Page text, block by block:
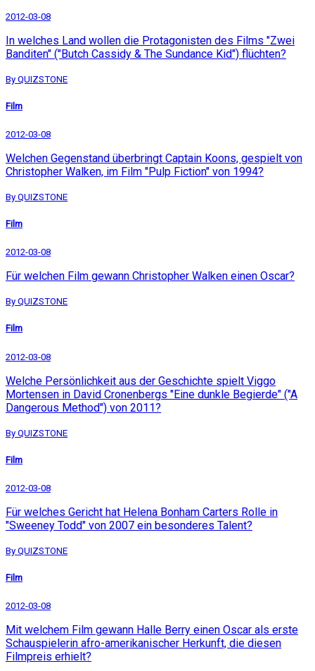
2012-03-08
In welches Land wollen die Protagonisten des Films "Zwei
Banditen" ("Butch Cassidy & The Sundance Kid") flüchten?
By QUIZSTONE
Film
2012-03-08
Welchen Gegenstand überbringt Captain Koons, gespielt von
Christopher Walken, im Film "Pulp Fiction" von 1994?
By QUIZSTONE
Film
2012-03-08
Für welchen Film gewann Christopher Walken einen Oscar?
By QUIZSTONE
Film
2012-03-08
Welche Persönlichkeit aus der Geschichte spielt Viggo
Mortensen in David Cronenbergs "Eine dunkle Begierde" ("A
Dangerous Method") von 2011?
By QUIZSTONE
Film
2012-03-08
Für welches Gericht hat Helena Bonham Carters Rolle in
"Sweeney Todd" von 2007 ein besonderes Talent?
By QUIZSTONE
Film
2012-03-08
Mit welchem Film gewann Halle Berry einen Oscar als erste
Schauspielerin afro-amerikanischer Herkunft, die diesen
Filmpreis erhielt?